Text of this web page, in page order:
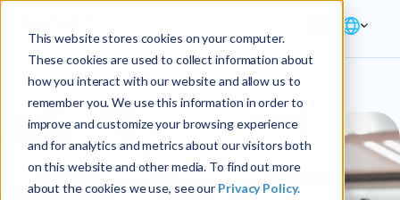
This website stores cookies on your computer.
These cookies are used to collect information about
how you interact with our website and allow us to
remember you. We use this information in order to
improve and customize your browsing experience
and for analytics and metrics about our visitors both
on this website and other media. To find out more
about the cookies we use, see our Privacy Policy.